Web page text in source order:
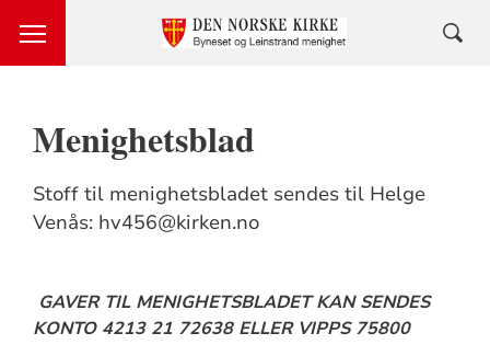
Menighetsblad
Stoff til menighetsbladet sendes til Helge
Venås: hv456@kirken.no
GAVER TIL MENIGHETSBLADET KAN SENDES
KONTO 4213 21 72638 ELLER VIPPS 75800